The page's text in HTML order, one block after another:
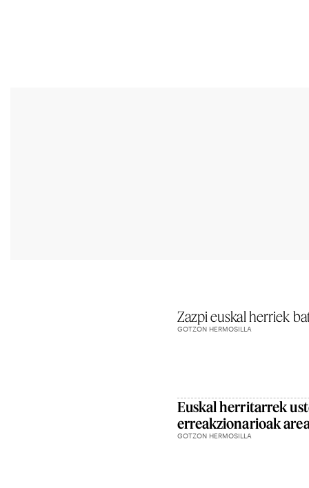
Zazpi euskal herriek
GOTZON HERMOSILLA
Euskal herritarrek
erreakzionarioak
GOTZON HERMOSILLA